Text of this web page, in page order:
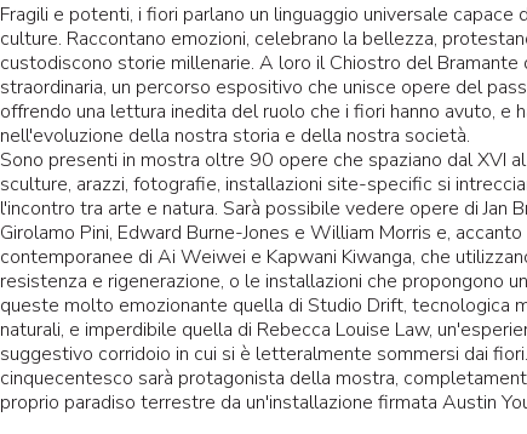
Fragili e potenti, i fiori parlano un linguaggio universale
culture. Raccontano emozioni, celebrano la bellezza,
custodiscono storie millenarie. A loro il Chiostro del
straordinaria, un percorso espositivo che unisce opere del
offrendo una lettura inedita del ruolo che i fiori hanno avuto, e
nell'evoluzione della nostra storia e della nostra società.
Sono presenti in mostra oltre 90 opere che spaziano dal XVI
sculture, arazzi, fotografie, installazioni site-specific si
l'incontro tra arte e natura. Sarà possibile vedere opere di Jan
Girolamo Pini, Edward Burne-Jones e William Morris e,
contemporanee di Ai Weiwei e Kapwani Kiwanga, che
resistenza e rigenerazione, o le installazioni che propongono
queste molto emozionante quella di Studio Drift, tecnologica
naturali, e imperdibile quella di Rebecca Louise Law,
suggestivo corridoio in cui si è letteralmente sommersi dai
cinquecentesco sarà protagonista della mostra,
proprio paradiso terrestre da un'installazione firmata Austin